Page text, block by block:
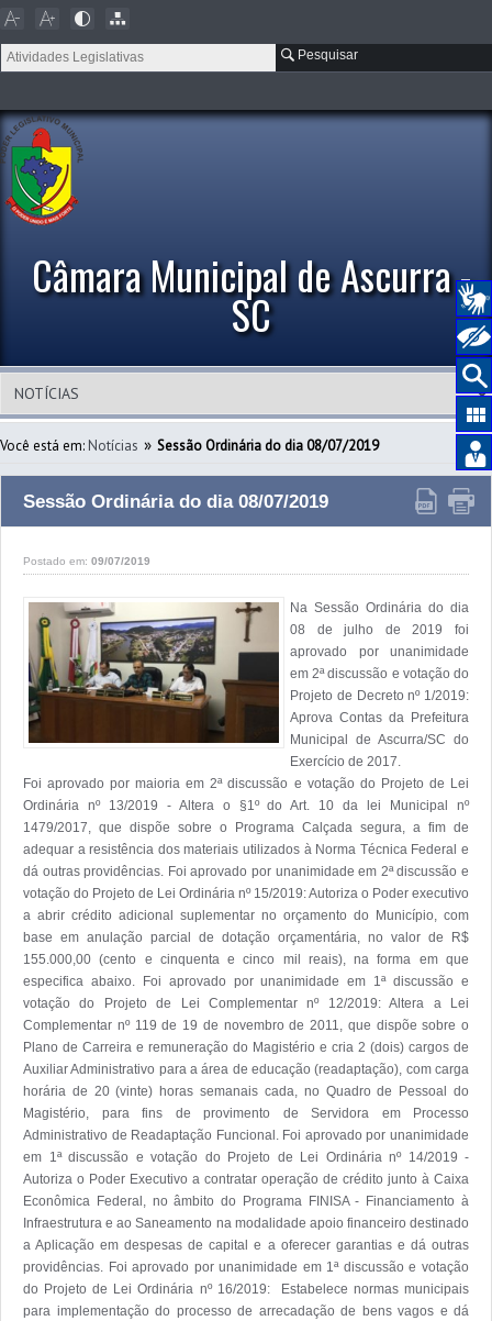
Pesquisar
Câmara Municipal de Ascurra -
SC
Você está em: Notícias » Sessão Ordinária do dia 08/07/2019
Sessão Ordinária do dia 08/07/2019
Postado em: 09/07/2019
Na Sessão Ordinária do dia
08 de julho de 2019 foi
aprovado por unanimidade
em 2ª discussão e votação do
Projeto de Decreto nº 1/2019:
Aprova Contas da Prefeitura
Municipal de Ascurra/SC do
Exercício de 2017.
Foi aprovado por maioria em 2ª discussão e votação do Projeto de Lei
Ordinária nº 13/2019 - Altera o §1º do Art. 10 da lei Municipal nº
1479/2017, que dispõe sobre o Programa Calçada segura, a fim de
adequar a resistência dos materiais utilizados à Norma Técnica Federal e
dá outras providências. Foi aprovado por unanimidade em 2ª discussão e
votação do Projeto de Lei Ordinária nº 15/2019: Autoriza o Poder executivo
a abrir crédito adicional suplementar no orçamento do Município, com
base em anulação parcial de dotação orçamentária, no valor de R$
155.000,00 (cento e cinquenta e cinco mil reais), na forma em que
especifica abaixo. Foi aprovado por unanimidade em 1ª discussão e
votação do Projeto de Lei Complementar nº 12/2019: Altera a Lei
Complementar nº 119 de 19 de novembro de 2011, que dispõe sobre o
Plano de Carreira e remuneração do Magistério e cria 2 (dois) cargos de
Auxiliar Administrativo para a área de educação (readaptação), com carga
horária de 20 (vinte) horas semanais cada, no Quadro de Pessoal do
Magistério, para fins de provimento de Servidora em Processo
Administrativo de Readaptação Funcional. Foi aprovado por unanimidade
em 1ª discussão e votação do Projeto de Lei Ordinária nº 14/2019 -
Autoriza o Poder Executivo a contratar operação de crédito junto à Caixa
Econômica Federal, no âmbito do Programa FINISA - Financiamento à
Infraestrutura e ao Saneamento na modalidade apoio financeiro destinado
a Aplicação em despesas de capital e a oferecer garantias e dá outras
providências. Foi aprovado por unanimidade em 1ª discussão e votação
do Projeto de Lei Ordinária nº 16/2019:  Estabelece normas municipais
para implementação do processo de arrecadação de bens vagos e dá